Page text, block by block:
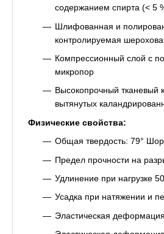
содержанием спирта (< 5
Шлифованная и
контролируемая
Компрессионный слой с
микропор
Высокопрочный тканевый
вытянутых
Физические свойства:
Общая твердость: 79°
Предел прочности на
Удлинение при нагрузке
Усадка при натяжении и
Эластическая